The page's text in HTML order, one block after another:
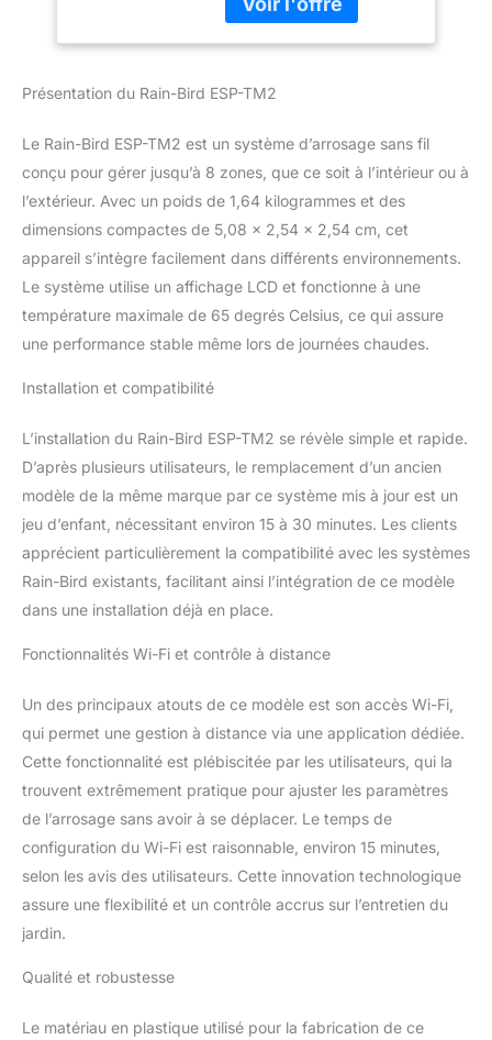
d'alimentation extérieur
Programmez rapidement
seulement 3 étapes.
Grand écran LCD
rétroéclairé pour une
des conditions de faible
luminosité et de lumière
directe du soleil.
Connectivité Wi-Fi.
Fonctionnalités
avancées. Contractor
programme
personnalisé. Retardez
l'arrosage jusqu'à 14
jours et reprenez
l'arrosage après
l'épuisement du délai
réglé. Le WiFi fonctionne
télécommande sans fil
d'irrigation pendant un
site ou un système de
contrôle basé sur
Internet en dehors du
site Réglage automatique
des conditions
des changements
quotidiens d'utilisation,
Présentation du Rain-Bird ESP-TM2
Le Rain-Bird ESP-TM2 est un système d’arrosage sans fil
conçu pour gérer jusqu’à 8 zones, que ce soit à l’intérieur ou à
l’extérieur. Avec un poids de 1,64 kilogrammes et des
dimensions compactes de 5,08 x 2,54 x 2,54 cm, cet
appareil s’intègre facilement dans différents environnements.
Le système utilise un affichage LCD et fonctionne à une
température maximale de 65 degrés Celsius, ce qui assure
une performance stable même lors de journées chaudes.
Installation et compatibilité
L’installation du Rain-Bird ESP-TM2 se révèle simple et rapide.
D’après plusieurs utilisateurs, le remplacement d’un ancien
modèle de la même marque par ce système mis à jour est un
jeu d’enfant, nécessitant environ 15 à 30 minutes. Les clients
apprécient particulièrement la compatibilité avec les systèmes
Rain-Bird existants, facilitant ainsi l’intégration de ce modèle
dans une installation déjà en place.
Fonctionnalités Wi-Fi et contrôle à distance
Un des principaux atouts de ce modèle est son accès Wi-Fi,
qui permet une gestion à distance via une application dédiée.
Cette fonctionnalité est plébiscitée par les utilisateurs, qui la
trouvent extrêmement pratique pour ajuster les paramètres
de l’arrosage sans avoir à se déplacer. Le temps de
configuration du Wi-Fi est raisonnable, environ 15 minutes,
selon les avis des utilisateurs. Cette innovation technologique
assure une flexibilité et un contrôle accrus sur l’entretien du
jardin.
Qualité et robustesse
Le matériau en plastique utilisé pour la fabrication de ce